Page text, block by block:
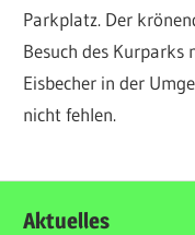
Parkplatz. Der
Besuch des Kurparks
Eisbecher in der
nicht fehlen.
ALLGEMEIN
Aktuelles